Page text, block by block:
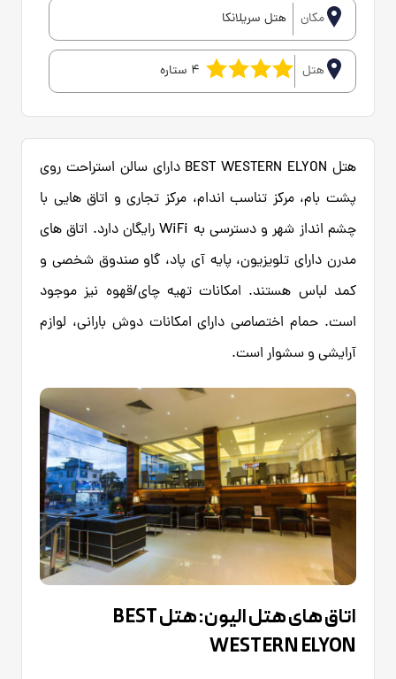
مکان هتل سریلانکا
هتل 4 ستاره
هتل BEST WESTERN ELYON دارای سالن استراحت روی
پشت‌ بام، مرکز تناسب اندام، مرکز تجاری و اتاق‌ هایی با
چشم‌ انداز شهر و دسترسی به WiFi رایگان دارد. اتاق‌ های
مدرن دارای تلویزیون، پایه آی‌ پاد، گاو صندوق شخصی و
کمد لباس هستند. امکانات تهیه چای/قهوه نیز موجود
است. حمام اختصاصی دارای امکانات دوش بارانی، لوازم
آرایشی و سشوار است.
اتاق های هتل الیون: هتل BEST
WESTERN ELYON